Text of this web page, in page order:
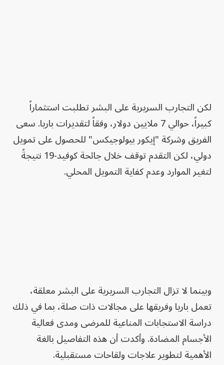
لكن التجارب السريرية على البشر تطلبت استثماراً
كبيراً، حوالي 7 ملايين دولار، وفقاً لتقديرات باريا. سعى
الفريق وشركة "إيكور بيولوجيكس" للحصول على تمويل
دولي، لكن التقدم توقف خلال جائحة كوفيد-19 نتيجةً
لتغير الموارد وعدم كفاية التمويل المحلي.
وبينما لا تزال التجارب السريرية على البشر معلقة،
تعمل باريا وفريقها على مجالات ذات صلة، بما في ذلك
دراسة الاستجابات المناعية للمرضى ومدى فعالية
الأجسام المضادة. وأكدت أن هذه التفاصيل بالغة
الأهمية لتطوير علاجات ولقاحات مستقبلية.